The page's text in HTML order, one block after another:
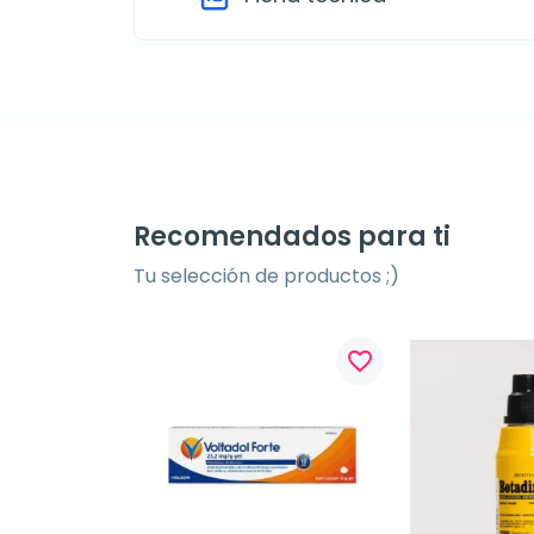
Recomendados para ti
Tu selección de productos ;)
favorite_border